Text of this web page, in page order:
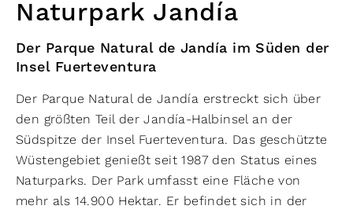
Naturpark Jandía
Der Parque Natural de Jandía im Süden der
Insel Fuerteventura
Der Parque Natural de Jandía erstreckt sich über
den größten Teil der Jandía-Halbinsel an der
Südspitze der Insel Fuerteventura. Das geschützte
Wüstengebiet genießt seit 1987 den Status eines
Naturparks. Der Park umfasst eine Fläche von
mehr als 14.900 Hektar. Er befindet sich in der